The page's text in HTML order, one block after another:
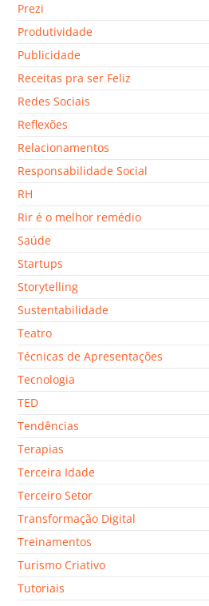
Prezi
Produtividade
Publicidade
Receitas pra ser Feliz
Redes Sociais
Reflexões
Relacionamentos
Responsabilidade Social
RH
Rir é o melhor remédio
Saúde
Startups
Storytelling
Sustentabilidade
Teatro
Técnicas de Apresentações
Tecnologia
TED
Tendências
Terapias
Terceira Idade
Terceiro Setor
Transformação Digital
Treinamentos
Turismo Criativo
Tutoriais